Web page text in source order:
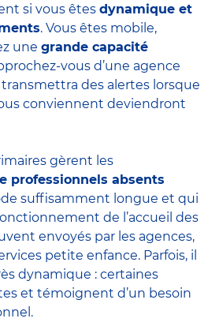
si vous êtes dynamique et
. Vous êtes mobile,
une grande capacité
vous d’une agence
des alertes lorsque
conviennent deviendront
gèrent les
professionnels absents
suffisamment longue et qui
de l’accueil des
envoyés par les agences,
petite enfance. Parfois, il
dynamique : certaines
et témoignent d’un besoin